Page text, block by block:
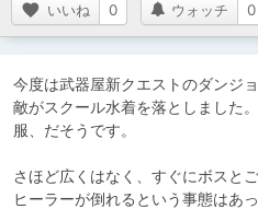
いいね 0 ウォッチ 0
今度は武器屋新クエストのダンジョ
敵がスクール水着を落としました
服、だそうです。
さほど広くはなく、すぐにボスとご
ヒーラーが倒れるという事態はあ